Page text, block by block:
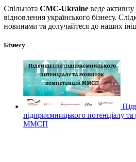
Спільнота CMC-Ukraine веде активну
відновлення українського бізнесу.
новинами та долучайтеся до наших
Бізнесу
підприємницького потенціалу та
ММСП